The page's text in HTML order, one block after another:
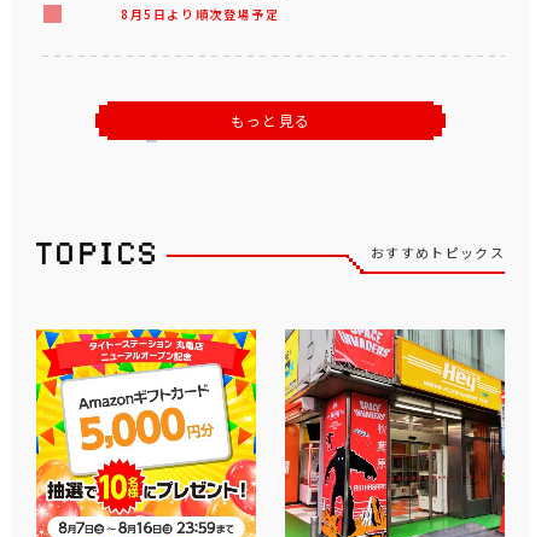
8月5日より順次登場予定
もっと見る
おすすめトピックス